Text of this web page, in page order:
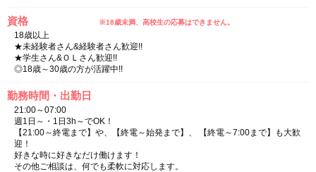
資格 ※18歳未満、高校生の応募はできません。
18歳以上
★未経験者さん&経験者さん歓迎!!
★学生さん&ＯＬさん歓迎!!
◎18歳～30歳の方が活躍中!!
勤務時間・出勤日
21:00～07:00
週1日～・1日3h～でOK！
【21:00～終電まで】や、【終電～始発まで】、 【終電～7:00まで】も大歓
迎！
好きな時に好きなだけ働けます！
その他ご相談は、何でも柔軟に対応します。